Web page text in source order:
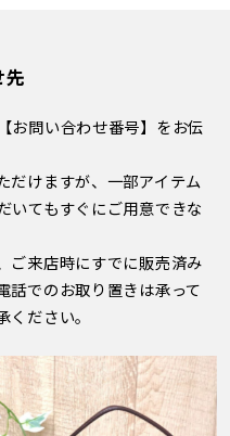
先
お問い合わせ番号】をお伝
だけますが、一部アイテム
いてもすぐにご用意できな
ご来店時にすでに販売済み
話でのお取り置きは承って
ださい。